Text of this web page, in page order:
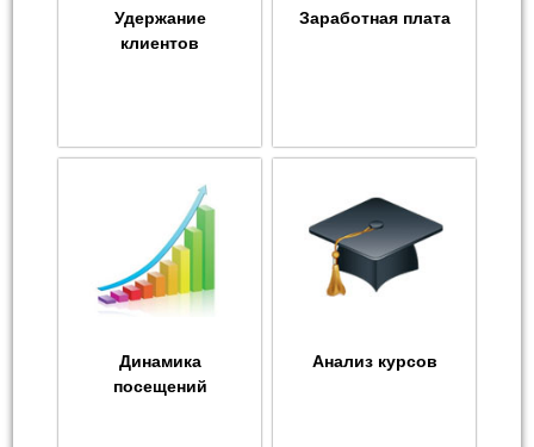
Удержание
клиентов
Заработная плата
Динамика
посещений
Анализ курсов